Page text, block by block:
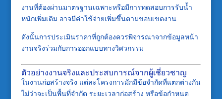
งานที่ต้องผ่านมาตรฐานเฉพาะหรือมีการทดสอบการรับน้ำ
หนักเพิ่มเติม อาจมีค่าใช้จ่ายเพิ่มขึ้นตามขอบเขตงาน
ดังนั้นการประเมินราคาที่ถูกต้องควรพิจารณาจากข้อมูลหน้า
งานจริงร่วมกับการออกแบบทางวิศวกรรม
ตัวอย่างงานจริงและประสบการณ์จากผู้เชี่ยวชาญ
ในงานก่อสร้างจริง แต่ละโครงการมักมีข้อจำกัดที่แตกต่างกัน
ไม่ว่าจะเป็นพื้นที่จำกัด ระยะเวลาก่อสร้าง หรือข้อกำหนด